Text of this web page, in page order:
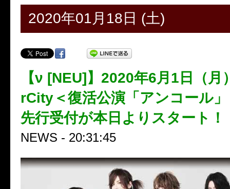
2020年01月18日 (土)
【ν [NEU]】2020年6月1日（
rCity＜復活公演「アンコール
先行受付が本日よりスタート！
NEWS - 20:31:45